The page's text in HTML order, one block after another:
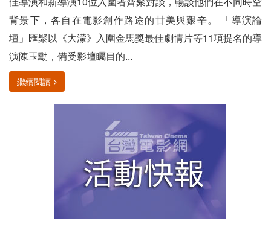
背景下，各自在電影創作路途的甘美與艱辛。 「導演論
壇」匯聚以《大濛》入圍金馬獎最佳劇情片等11項提名的導
演陳玉勳，備受影壇矚目的...
繼續閱讀